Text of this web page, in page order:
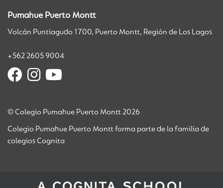
Pumahue Puerto Montt
Volcán Puntiagudo 1700, Puerto Montt, Región de Los Lagos
+562 2605 9004
© Colegio Pumahue Puerto Montt 2026
Colegio Pumahue Puerto Montt forma parte de la familia de
colegios Cognita